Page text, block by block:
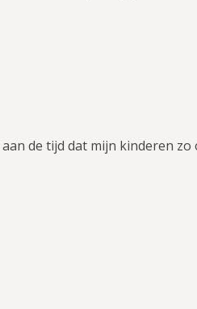
de tijd dat mijn kinderen zo